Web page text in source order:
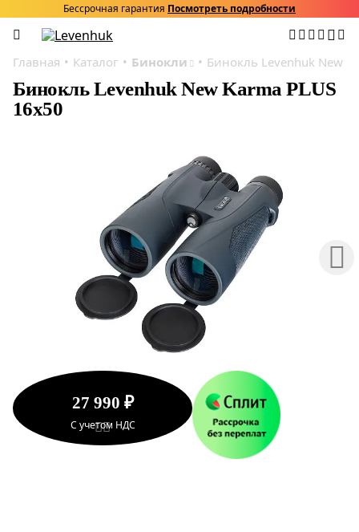
Бессрочная гарантия Посмотреть подробности
Главная Каталог Бинокли Бинокль Levenhuk New
Бинокль Levenhuk New Karma PLUS
16x50
27 990 ₽
С учетом НДС